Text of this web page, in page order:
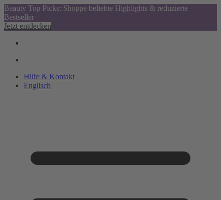
Beauty Top Picks: Shoppe beliebte Highlights & reduzierte
Bestseller
Jetzt entdecken
Hilfe & Kontakt
Englisch